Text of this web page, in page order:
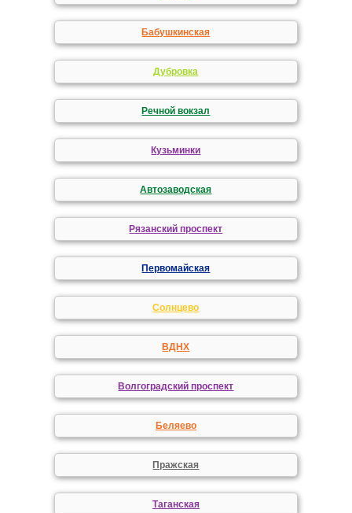
Бабушкинская
Дубровка
Речной вокзал
Кузьминки
Автозаводская
Рязанский проспект
Первомайская
Солнцево
ВДНХ
Волгоградский проспект
Беляево
Пражская
Таганская